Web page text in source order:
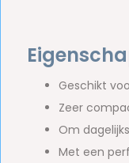
Geschikt
Zeer
Om
Met een